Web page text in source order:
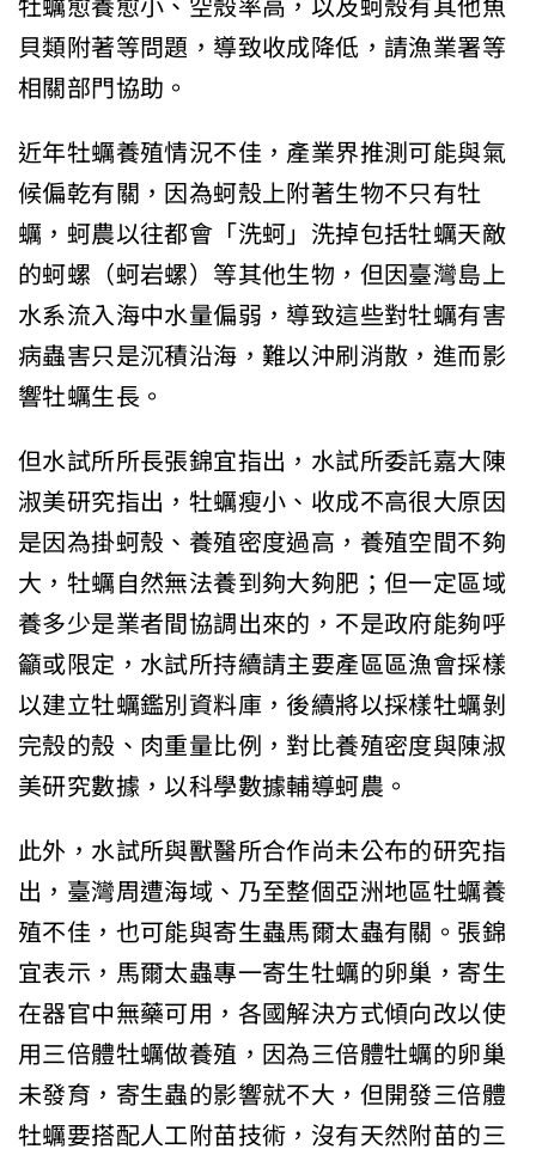
貝類附著等問題，導致收成降低，請漁業署等
相關部門協助。
近年牡蠣養殖情況不佳，產業界推測可能與氣
候偏乾有關，因為蚵殼上附著生物不只有牡
蠣，蚵農以往都會「洗蚵」洗掉包括牡蠣天敵
的蚵螺（蚵岩螺）等其他生物，但因臺灣島上
水系流入海中水量偏弱，導致這些對牡蠣有害
病蟲害只是沉積沿海，難以沖刷消散，進而影
響牡蠣生長。
但水試所所長張錦宜指出，水試所委託嘉大陳
淑美研究指出，牡蠣瘦小、收成不高很大原因
是因為掛蚵殼、養殖密度過高，養殖空間不夠
大，牡蠣自然無法養到夠大夠肥；但一定區域
養多少是業者間協調出來的，不是政府能夠呼
籲或限定，水試所持續請主要產區區漁會採樣
以建立牡蠣鑑別資料庫，後續將以採樣牡蠣剝
完殼的殼、肉重量比例，對比養殖密度與陳淑
美研究數據，以科學數據輔導蚵農。
此外，水試所與獸醫所合作尚未公布的研究指
出，臺灣周遭海域、乃至整個亞洲地區牡蠣養
殖不佳，也可能與寄生蟲馬爾太蟲有關。張錦
宜表示，馬爾太蟲專一寄生牡蠣的卵巢，寄生
在器官中無藥可用，各國解決方式傾向改以使
用三倍體牡蠣做養殖，因為三倍體牡蠣的卵巢
未發育，寄生蟲的影響就不大，但開發三倍體